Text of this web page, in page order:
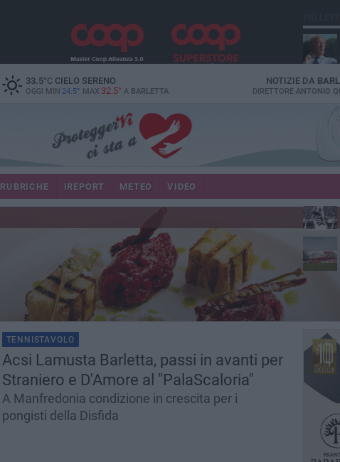
33.5°CCIELO SERENO
OGGI MIN 24.5° MAX 32.5° A BARLETTA
NOTIZIE DA
DIRETTORE ANTONIO
RUBRICHE IREPORT METEO VIDEO
TENNISTAVOLO
Acsi Lamusta Barletta, passi in avanti per
Straniero e D'Amore al "PalaScaloria"
A Manfredonia condizione in crescita per i
pongisti della Disfida